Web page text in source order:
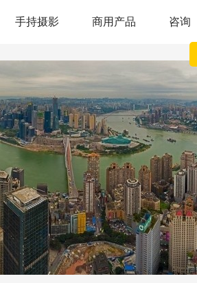
手持摄影 商用产品 咨询